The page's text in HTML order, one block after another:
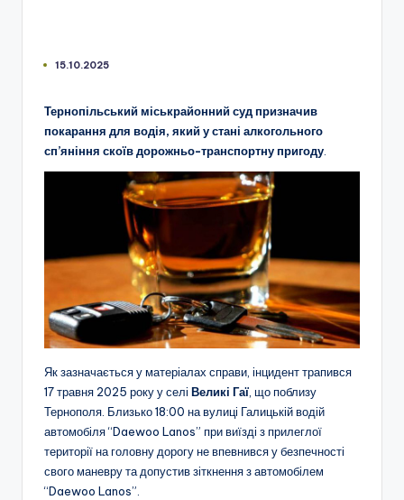
15.10.2025
Тернопільський міськрайонний суд призначив
покарання для водія, який у стані алкогольного
сп’яніння скоїв дорожньо-транспортну пригоду
Як зазначається у матеріалах справи, інцидент трапився
17 травня 2025 року у селі Великі Гаї, що поблизу
Тернополя. Близько 18:00 на вулиці Галицькій водій
автомобіля “Daewoo Lanos” при виїзді з прилеглої
території на головну дорогу не впевнився у безпечності
свого маневру та допустив зіткнення з автомобілем
“Daewoo Lanos”.